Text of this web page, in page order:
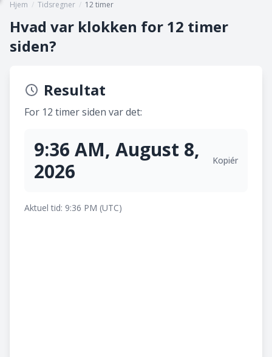
Hjem / Tidsregner / 12 timer
Hvad var klokken for 12 timer
siden?
Resultat
For 12 timer siden var det:
9:36 AM, August 8,
2026
Kopiér
Aktuel tid: 9:36 PM (UTC)